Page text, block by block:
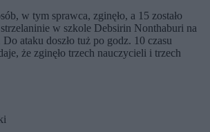
w tym sprawca, zginęło, a 15 zostało
w szkole Debsirin Nonthaburi na
ataku doszło tuż po godz. 10 czasu
że zginęło trzech nauczycieli i trzech